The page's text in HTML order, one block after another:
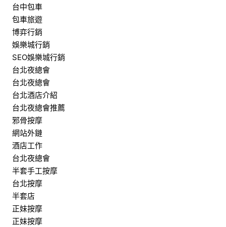
台中包車
包車旅遊
博弈行銷
娛樂城行銷
SEO娛樂城行銷
台北夜總會
台北夜總會
台北酒店介紹
台北夜總會推薦
邪骨按摩
網站外鏈
酒店工作
台北夜總會
半套手工按摩
台北按摩
半套店
正妹按摩
正妹按摩